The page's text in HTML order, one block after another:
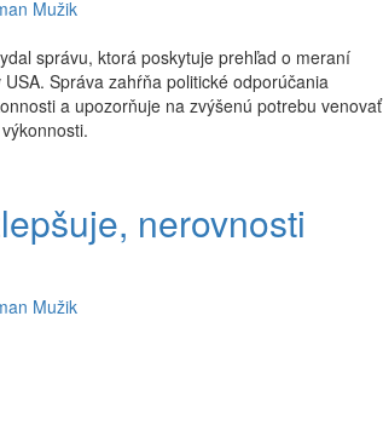
Mužik
správu, ktorá poskytuje prehľad o meraní
Správa zahŕňa politické odporúčania
a upozorňuje na zvýšenú potrebu venovať
nerovnosti
Mužik